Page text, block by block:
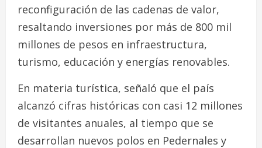
reconfiguración de las cadenas de valor,
resaltando inversiones por más de 800 mil
millones de pesos en infraestructura,
turismo, educación y energías renovables.
En materia turística, señaló que el país
alcanzó cifras históricas con casi 12 millones
de visitantes anuales, al tiempo que se
desarrollan nuevos polos en Pedernales y